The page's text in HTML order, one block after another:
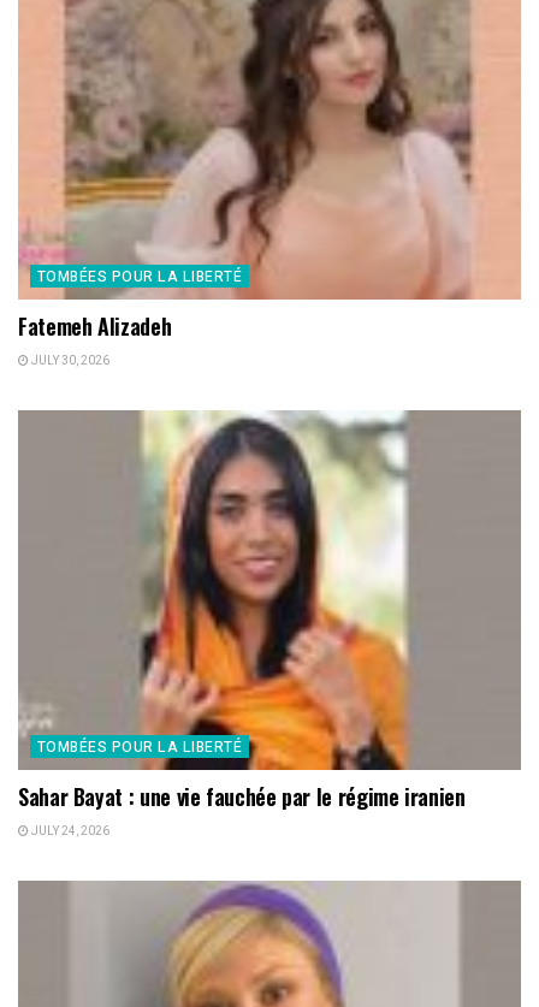
TOMBÉES POUR LA LIBERTÉ
Fatemeh Alizadeh
JULY 30, 2026
TOMBÉES POUR LA LIBERTÉ
Sahar Bayat : une vie fauchée par le régime iranien
JULY 24, 2026